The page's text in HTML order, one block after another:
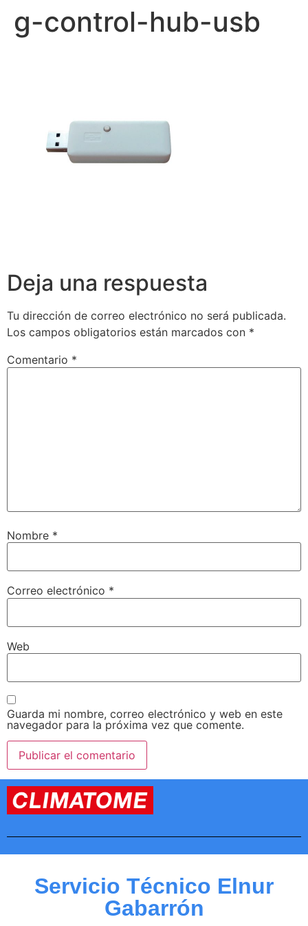
g-control-hub-usb
Deja una respuesta
Tu dirección de correo electrónico no será publicada.
Los campos obligatorios están marcados con *
Comentario *
Nombre *
Correo electrónico *
Web
Guarda mi nombre, correo electrónico y web en este
navegador para la próxima vez que comente.
Servicio Técnico Elnur
Gabarrón